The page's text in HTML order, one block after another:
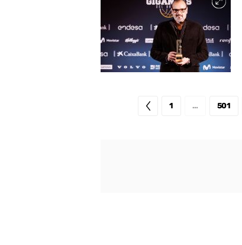
1 … 501